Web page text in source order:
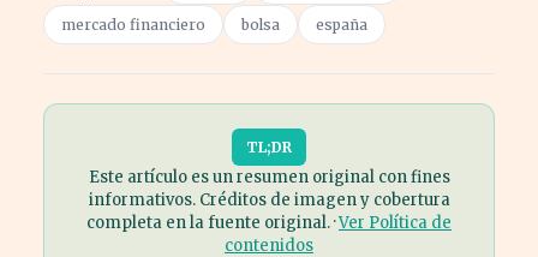
mercado financiero bolsa españa
TL;DR
Este artículo es un resumen original con fines
informativos. Créditos de imagen y cobertura
completa en la fuente original. ·Ver Política de
contenidos